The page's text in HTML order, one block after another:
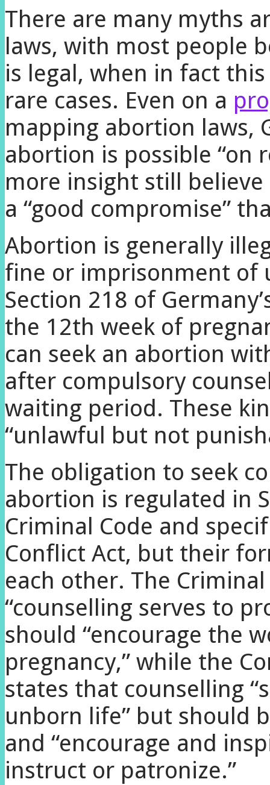
There are many myths
laws, with most people
is legal, when in fact
rare cases. Even on a
mapping abortion laws,
abortion is possible “on
more insight still
a “good compromise”
Abortion is generally
fine or imprisonment of
Section 218 of
the 12th week of
can seek an abortion
after compulsory
waiting period. These
“unlawful but not
The obligation to seek
abortion is regulated in
Criminal Code and
Conflict Act, but their
each other. The
“counselling serves to
should “encourage the
pregnancy,” while the
states that counselling
unborn life” but should
and “encourage and
instruct or patronize.”